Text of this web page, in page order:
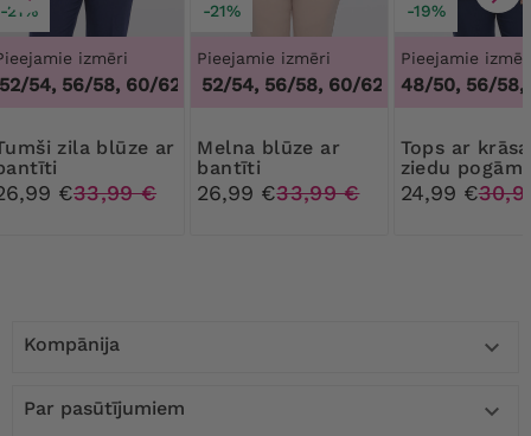
-21%
izmēri
54, 56/58, 60/62, 48/50, 52/54, 56/58, 60/62
ar
€33,99 €
-21%
Pieejamie izmēri
48/50, 52/54, 56/58, 60/62, 48/50, 52/54,
Melna blūze ar
bantīti
26,99 €33,99 €
-19%
Pieejamie
48/50, 56/58,
Tops ar krāsainām
ziedu pogām
24,99 €
Kompānija 
Par pasūtījumiem 